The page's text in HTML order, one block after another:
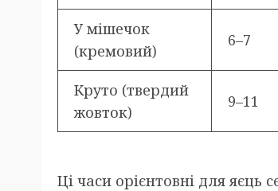
У мішечок
(кремовий)
6–7
Круто (твердий
жовток)
9–11
Ці часи орієнтовні для яєць